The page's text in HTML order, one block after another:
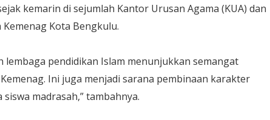
kemarin di sejumlah Kantor Urusan Agama (KUA) dan
Kota Bengkulu.
lembaga pendidikan Islam menunjukkan semangat
Ini juga menjadi sarana pembinaan karakter
madrasah,” tambahnya.